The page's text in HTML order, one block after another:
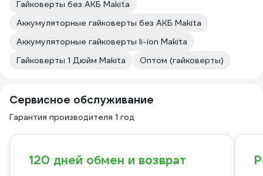
Гайковерты без АКБ Makita
Аккумуляторные гайковерты без АКБ Makita
Аккумуляторные гайковерты li-ion Makita
Гайковерты 1 Дюйм Makita
Оптом (гайковерты)
Сервисное обслуживание
Гарантия производителя 1 год
120 дней обмен и возврат